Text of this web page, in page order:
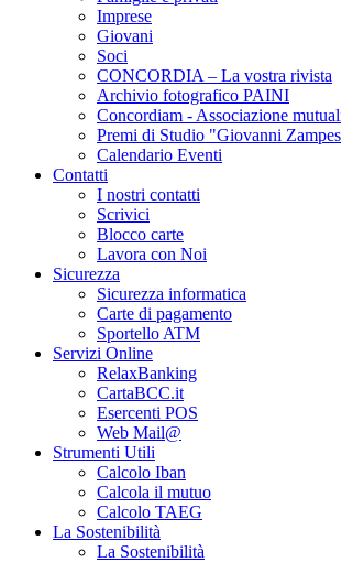
Imprese
Giovani
Soci
CONCORDIA – La vostra rivista
Archivio fotografico PAINI
Concordiam - Associazione
Premi di Studio "Giovanni
Calendario Eventi
Contatti
I nostri contatti
Scrivici
Blocco carte
Lavora con Noi
Sicurezza
Sicurezza informatica
Carte di pagamento
Sportello ATM
Servizi Online
RelaxBanking
CartaBCC.it
Esercenti POS
Web Mail@
Strumenti Utili
Calcolo Iban
Calcola il mutuo
Calcolo TAEG
La Sostenibilità
La Sostenibilità